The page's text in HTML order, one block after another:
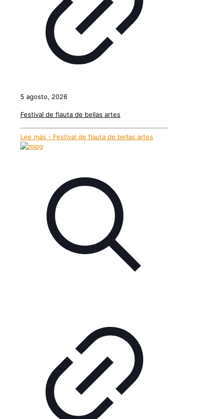
5 agosto, 2026
Festival de flauta de bellas artes
Lee más - Festival de flauta de bellas artes